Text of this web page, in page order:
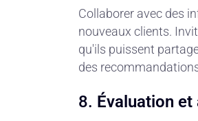
Collaborer avec des
nouveaux clients.
qu'ils puissent
des
8. Évaluation